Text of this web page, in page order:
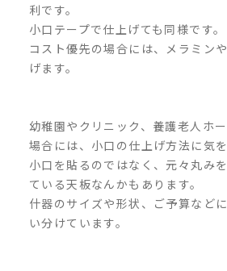
利です。
小口テープで仕上げても同様です。
コスト優先の場合には、メラミン
げます。
幼稚園やクリニック、養護老人ホ
場合には、小口の仕上げ方法に気を
小口を貼るのではなく、元々丸み
ている天板なんかもあります。
什器のサイズや形状、ご予算など
い分けています。